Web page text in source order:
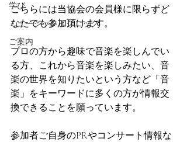
学び
ミュージックピクニック
ご案内
こちらには当協会の会員様に限らずど
なたでも参加頂けます。
プロの方から趣味で音楽を楽しんでい
る方、これから音楽を楽しみたい、音
楽の世界を知りたいという方など「音
楽」をキーワードに多くの方が情報交
換できることを願っています。
参加者ご自身のPRやコンサート情報な